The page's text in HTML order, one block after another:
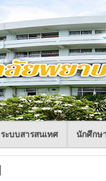
ระบบสารสนเทศ นักศึกษ